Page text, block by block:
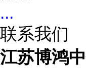
...
联系我们
江苏博鸿